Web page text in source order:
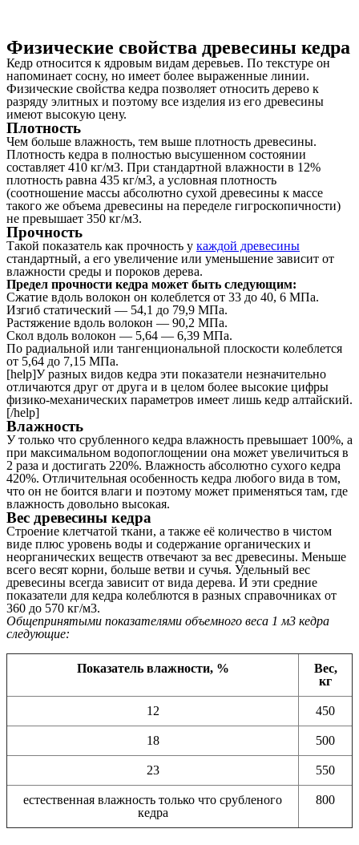
Физические свойства древесины кедра
Кедр относится к ядровым видам деревьев. По текстуре он
напоминает сосну, но имеет более выраженные линии.
Физические свойства кедра позволяет относить дерево к
разряду элитных и поэтому все изделия из его древесины
имеют высокую цену.
Плотность
Чем больше влажность, тем выше плотность древесины.
Плотность кедра в полностью высушенном состоянии
составляет 410 кг/м3. При стандартной влажности в 12%
плотность равна 435 кг/м3, а условная плотность
(соотношение массы абсолютно сухой древесины к массе
такого же объема древесины на переделе гигроскопичности)
не превышает 350 кг/м3.
Прочность
Такой показатель как прочность у каждой древесины
стандартный, а его увеличение или уменьшение зависит от
влажности среды и пороков дерева.
Предел прочности кедра может быть следующим:
Сжатие вдоль волокон он колеблется от 33 до 40, 6 МПа.
Изгиб статический — 54,1 до 79,9 МПа.
Растяжение вдоль волокон — 90,2 МПа.
Скол вдоль волокон — 5,64 — 6,39 МПа.
По радиальной или тангенциональной плоскости колеблется
от 5,64 до 7,15 МПа.
[help]У разных видов кедра эти показатели незначительно
отличаются друг от друга и в целом более высокие цифры
физико-механических параметров имеет лишь кедр алтайский.
[/help]
Влажность
У только что срубленного кедра влажность превышает 100%, а
при максимальном водопоглощении она может увеличиться в
2 раза и достигать 220%. Влажность абсолютно сухого кедра
420%. Отличительная особенность кедра любого вида в том,
что он не боится влаги и поэтому может применяться там, где
влажность довольно высокая.
Вес древесины кедра
Строение клетчатой ткани, а также её количество в чистом
виде плюс уровень воды и содержание органических и
неорганических веществ отвечают за вес древесины. Меньше
всего весят корни, больше ветви и сучья. Удельный вес
древесины всегда зависит от вида дерева. И эти средние
показатели для кедра колеблются в разных справочниках от
360 до 570 кг/м3.
Общепринятыми показателями объемного веса 1 м3 кедра
следующие:
Показатель влажности, %
Вес,
кг
12 450
18 500
23 550
естественная влажность только что срубленого
кедра
800